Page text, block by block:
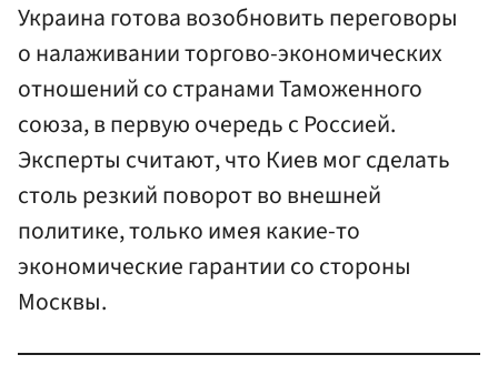
Украина готова возобновить переговоры
о налаживании торгово-экономических
отношений со странами Таможенного
союза, в первую очередь с Россией.
Эксперты считают, что Киев мог сделать
столь резкий поворот во внешней
политике, только имея какие-то
экономические гарантии со стороны
Москвы.